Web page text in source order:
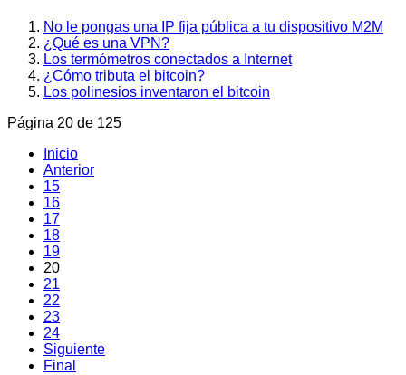
No le pongas una IP fija pública a tu dispositivo M2M
¿Qué es una VPN?
Los termómetros conectados a Internet
¿Cómo tributa el bitcoin?
Los polinesios inventaron el bitcoin
Página 20 de 125
Inicio
Anterior
15
16
17
18
19
20
21
22
23
24
Siguiente
Final